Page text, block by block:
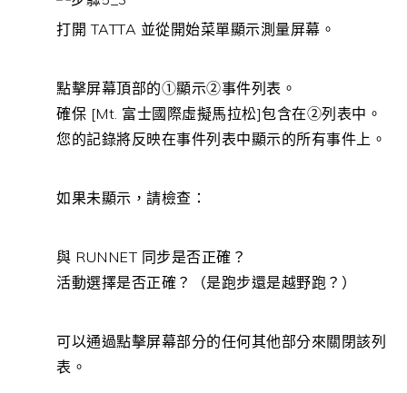
打開 TATTA 並從開始菜單顯示測量屏幕。
點擊屏幕頂部的①顯示②事件列表。
確保 [Mt. 富士國際虛擬馬拉松]包含在②列表中。
您的記錄將反映在事件列表中顯示的所有事件上。
如果未顯示，請檢查：
與 RUNNET 同步是否正確？
活動選擇是否正確？（是跑步還是越野跑？）
可以通過點擊屏幕部分的任何其他部分來關閉該列
表。